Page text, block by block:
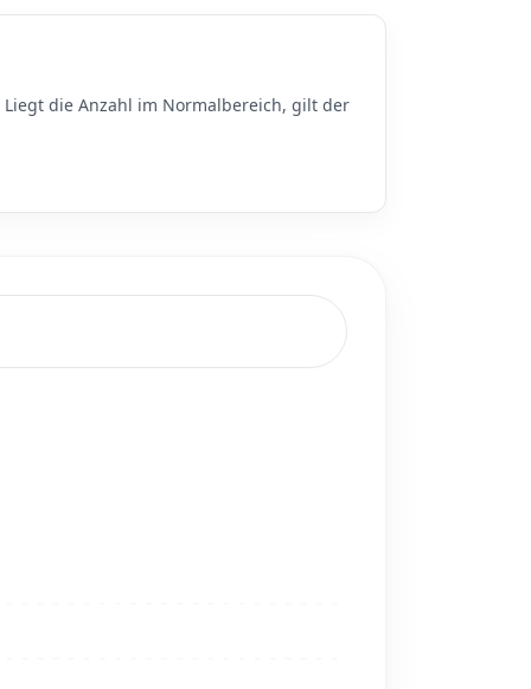
die Anzahl im Normalbereich, gilt der